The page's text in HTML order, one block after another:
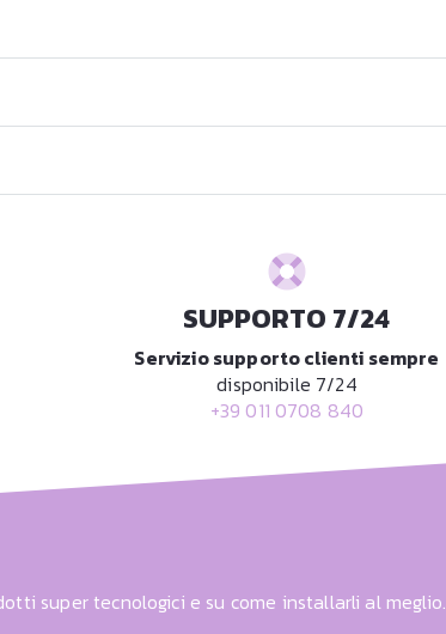
SUPPORTO 7/24
Servizio supporto clienti sempre
disponibile 7/24
+39 011 0708 840
super tecnologici e su come installarli al meglio.